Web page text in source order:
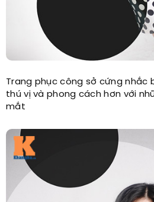
Trang phục công sở cứng nhắc
thú vị và phong cách hơn với
mắt